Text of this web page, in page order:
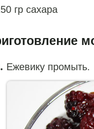
гр сахара
Ежевику промыть.